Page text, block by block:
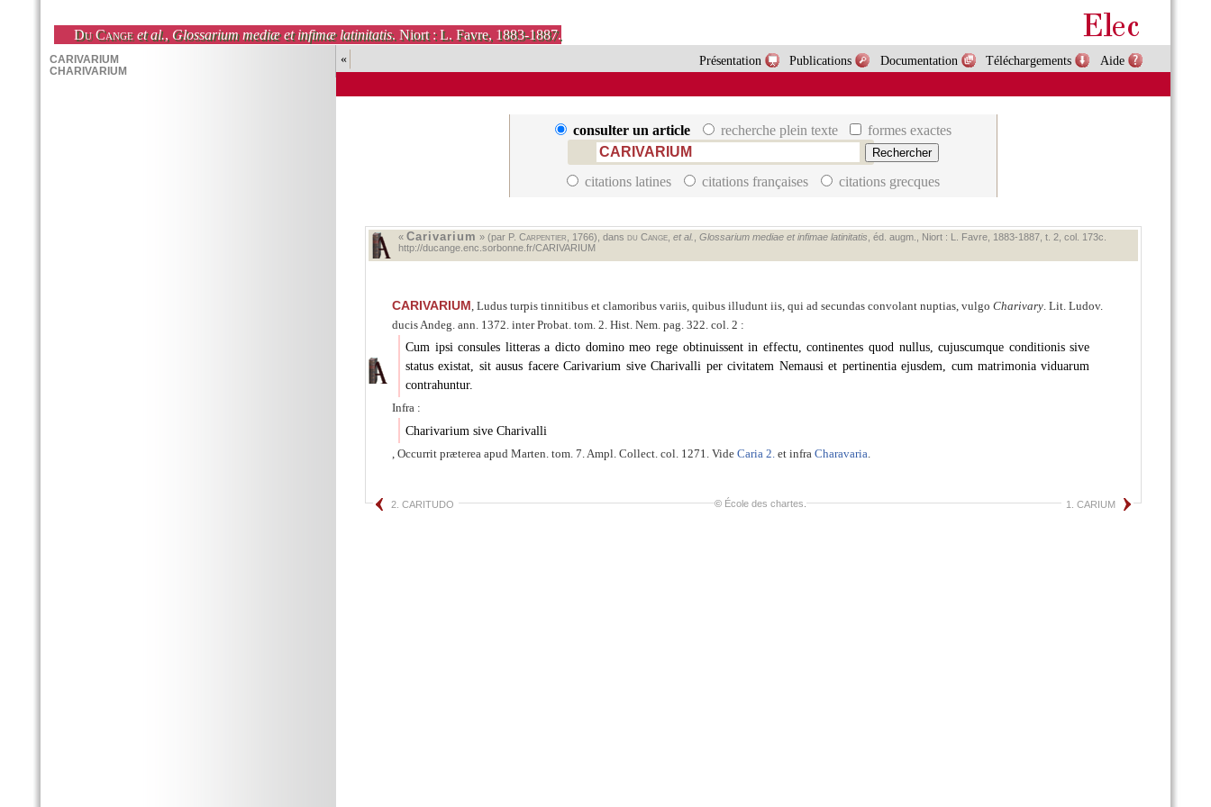
Du Cange et al., Glossarium mediæ et infimæ latinitatis. Niort : L. Favre, 1883-1887.
« Aide
Téléchargements
Documentation
Publications
Présentation
consulter un article recherche plein texte formes exactes
citations latines citations françaises citations grecques
« Carivarium » (par P. Carpentier , 1766), dans du Cange, et al. Glossarium mediae et infimae latinitatis , éd. augm., Niort : L. Favre, 1883‑1887, t. 2, col. 173c.
http://ducange.enc.sorbonne.fr/CARIVARIUM
CARIVARIUM, Ludus turpis tinnitibus et clamoribus variis, quibus illudunt iis, qui ad secundas convolant nuptias, vulgo Charivary. Lit. Ludov.
ducis Andeg. ann. 1372. inter Probat. tom. 2. Hist. Nem. pag. 322. col. 2 :
Cum ipsi consules litteras a dicto domino meo rege obtinuissent in effectu, continentes quod nullus, cujuscumque conditionis sive
statusexistat, sit ausus facere Carivarium sive Charivalli per civitatem Nemausi et pertinentia ejusdem, cum matrimonia viduarum
contrahuntur.
Infra :
Charivarium sive Charivalli
, Occurrit præterea apud Marten. tom. 7. Ampl. Collect. col. 1271. Vide Caria 2. et infra Charavaria
2. CARITUDO 1. CARIUM
© École des chartes